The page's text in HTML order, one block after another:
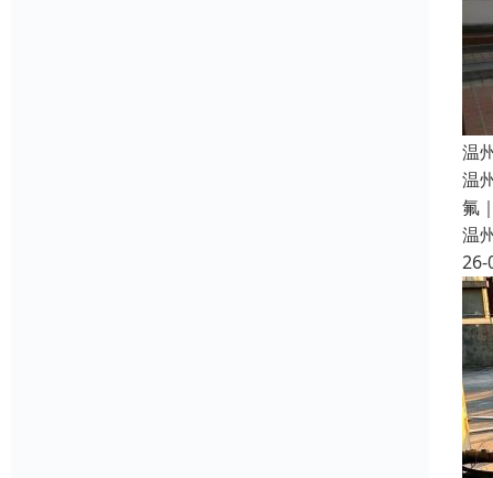
温
温
氟
温
26-